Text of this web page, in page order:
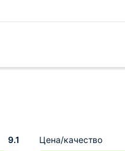
9.1 Цена/качество